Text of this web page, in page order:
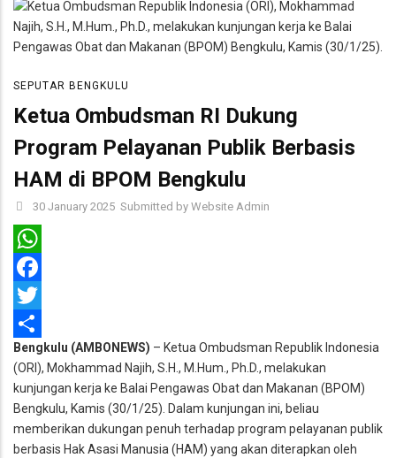
SEPUTAR BENGKULU
Ketua Ombudsman RI Dukung
Program Pelayanan Publik Berbasis
HAM di BPOM Bengkulu
30 January 2025 Submitted by Website Admin
WhatsApp
Facebook
Twitter
Share
Bengkulu (AMBONEWS) – Ketua Ombudsman Republik Indonesia
(ORI), Mokhammad Najih, S.H., M.Hum., Ph.D., melakukan
kunjungan kerja ke Balai Pengawas Obat dan Makanan (BPOM)
Bengkulu, Kamis (30/1/25). Dalam kunjungan ini, beliau
memberikan dukungan penuh terhadap program pelayanan publik
berbasis Hak Asasi Manusia (HAM) yang akan diterapkan oleh